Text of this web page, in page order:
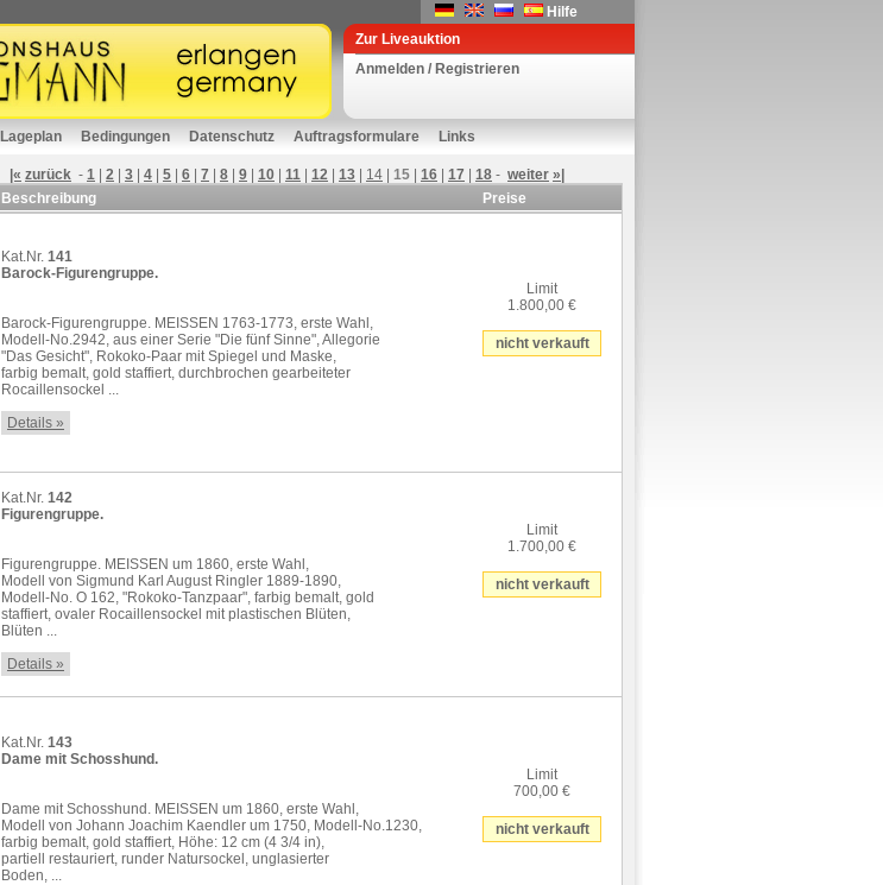
Hilfe
Zur Liveauktion
Anmelden / Registrieren
Lageplan Bedingungen Datenschutz Auftragsformulare Links
|« zurück - 1 2 3 4 5 6 7 8 9 10 11 12 13 14 15 16 17 18 - weiter »|
Beschreibung
Preise
Kat.Nr. 141
Barock-Figurengruppe.
Barock-Figurengruppe. MEISSEN 1763-1773, erste Wahl,
Modell-No.2942, aus einer Serie "Die fünf Sinne", Allegorie
"Das Gesicht", Rokoko-Paar mit Spiegel und Maske,
farbig bemalt, gold staffiert, durchbrochen gearbeiteter
Rocaillensockel ...
Details »
Limit
1.800,00 €
nicht verkauft
Kat.Nr. 142
Figurengruppe.
Figurengruppe. MEISSEN um 1860, erste Wahl,
Modell von Sigmund Karl August Ringler 1889-1890,
Modell-No. O 162, "Rokoko-Tanzpaar", farbig bemalt, gold
staffiert, ovaler Rocaillensockel mit plastischen Blüten,
Blüten ...
Details »
Limit
1.700,00 €
nicht verkauft
Kat.Nr. 143
Dame mit Schosshund.
Dame mit Schosshund. MEISSEN um 1860, erste Wahl,
Modell von Johann Joachim Kaendler um 1750, Modell-No.1230,
farbig bemalt, gold staffiert, Höhe: 12 cm (4 3/4 in),
partiell restauriert, runder Natursockel, unglasierter
Boden, ...
Limit
700,00 €
nicht verkauft